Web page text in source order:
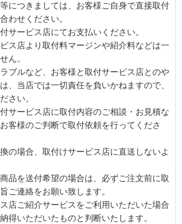
につきましては、お客様ご自身で直接取付
わせください。
サービス店にてお支払いください。
ス店より取付料マージンや紹介料などは一
ん。
ブルなど、お客様と取付サービス店とのや
、当店では一切責任を負いかねますので、
さい。
サービス店に取付内容のご相談・お見積な
客様のご判断で取付依頼を行ってくださ
の場合、取付けサービス店に直送しないよ
品を送付希望の場合は、必ずご注文前に取
ご連絡をお願い致します。
店ご紹介サービスをご利用いただいた場合
得いただいたものと判断いたします。